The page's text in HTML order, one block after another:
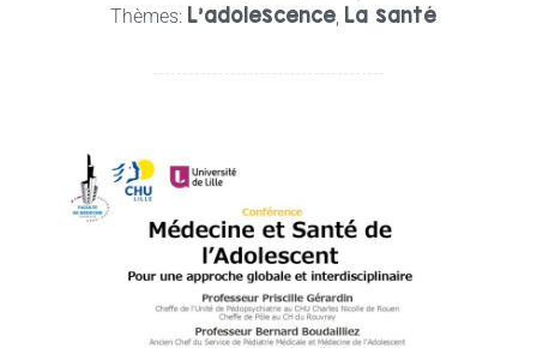
Thèmes: L’adolescence La santé